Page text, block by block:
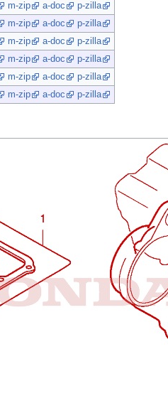
m-zip a-doc
p-zilla
m-zip a-doc
p-zilla
m-zip a-doc
p-zilla
m-zip a-doc
p-zilla
m-zip a-doc
p-zilla
m-zip a-doc p-zilla